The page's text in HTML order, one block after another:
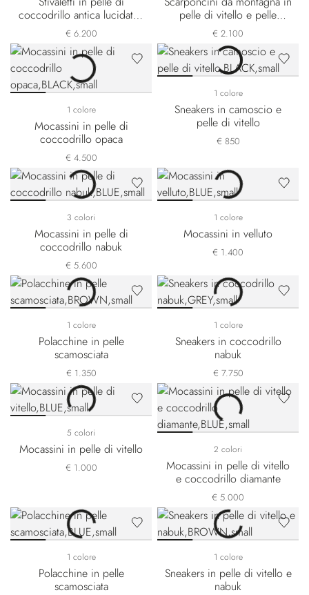
coccodrillo antica lucidati a
mano
€ 6.200
pelle di vitello e pelle
scamosciata
€ 2.100
1 colore
Mocassini in pelle di
coccodrillo opaca
€ 4.500
1 colore
Sneakers in camoscio e
pelle di vitello
€ 850
3 colori
Mocassini in pelle di
coccodrillo nabuk
€ 5.600
1 colore
Mocassini in velluto
€ 1.400
1 colore
Polacchine in pelle
scamosciata
€ 1.350
1 colore
Sneakers in coccodrillo
nabuk
€ 7.750
5 colori
Mocassini in pelle di vitello
€ 1.000
2 colori
Mocassini in pelle di vitello
e coccodrillo diamante
€ 5.000
1 colore
Polacchine in pelle
scamosciata
1 colore
Sneakers in pelle di vitello e
nabuk